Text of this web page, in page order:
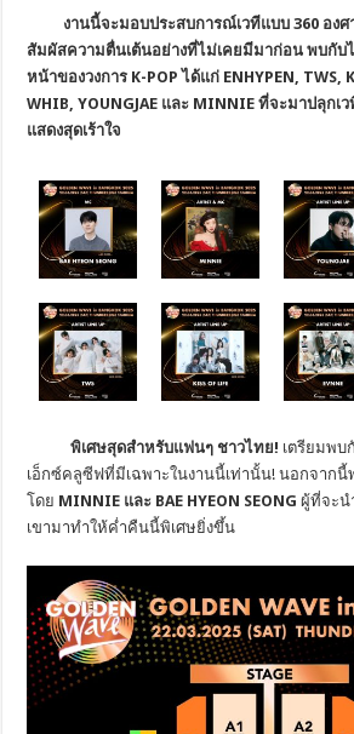
งานนี้จะมอบประสบการณ์เวทีแบบ 360 อง
สัมผัสความตื่นเต้นอย่างที่ไม่เคยมีมาก่อน พบกับ
หน้าของวงการ K-POP ได้แก่ ENHYPEN, TWS,
WHIB, YOUNGJAE และ MINNIE ที่จะมาปลุกเ
แสดงสุดเร้าใจ
พิเศษสุดสำหรับแฟนๆ ชาวไทย! เตรียมพบ
เอ็กซ์คลูซีฟที่มีเฉพาะในงานนี้เท่านั้น! นอกจากนี้
โดย MINNIE และ BAE HYEON SEONG ผู้ที่จะน
เขามาทำให้ค่ำคืนนี้พิเศษยิ่งขึ้น